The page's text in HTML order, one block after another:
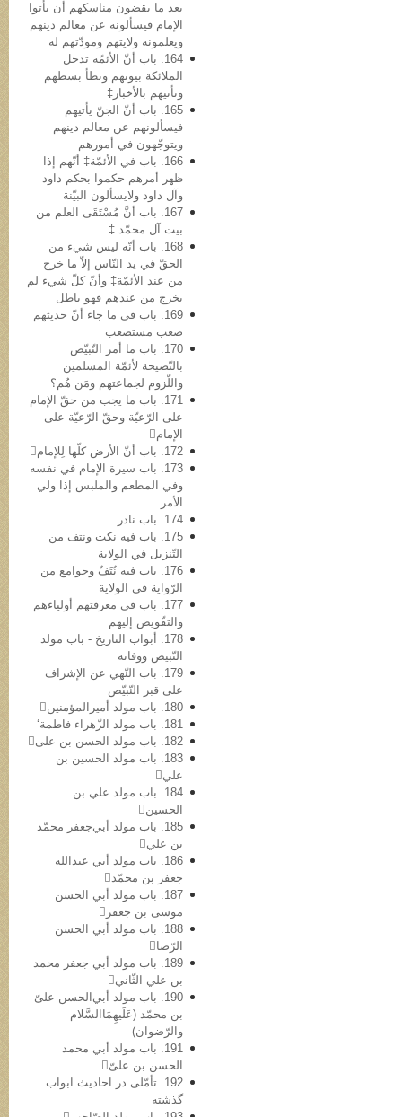
بعد ما یقضون مناسکهم أن یأتوا
الإمام فیسألونه عن معالم دینهم
ویعلمونه ولایتهم ومودّتهم له
164. باب أنّ الأئمّة تدخل
الملائکة بیوتهم وتطأ بسطهم
وتأتیهم بالأخبار‡
165. باب أنّ الجنّ یأتیهم
فیسألونهم عن معالم دینهم
ویتوجّهون في أمورهم
166. باب في الأئمّة‡ أنّهم إذا
ظهر أمرهم حکموا بحکم داود
وآل داود ولایسألون البیّنة
167. باب أنَّ مُسْتَقَی العلم من
بیت آل محمّد ‡
168. باب أنّه لیس شيء من
الحقّ في ید النّاس إلاّ ما خرج
من عند الأئمّة‡ وأنّ کلّ شيء لم
یخرج من عندهم فهو باطل
169. باب في ما جاء أنّ حدیثهم
صعب مستصعب
170. باب ما أمر النّبيّص
بالنّصیحة لأئمّة المسلمین
واللّزوم لجماعتهم ومَن هُم؟
171. باب ما یجب من حقّ الإمام
علی الرّعیّة وحقّ الرّعیّة علی
الإمام
172. باب أنّ الأرض کلّها لِلإمام
173. باب سیرة الإمام في نفسه
وفي المطعم والملبس إذا ولي
الأمر
174. باب نادر
175. باب فیه نکت ونتف من
التّنزیل في الولایة
176. باب فیه نُتَفٌ وجوامع من
الرّوایة في الولایة
177. باب فی معرفتهم أولیاءهم
والتفّویض إلیهم
178. أبواب التاریخ - باب مولد
النّبيص ووفاته
179. باب النّهي عن الإشراف
علی قبر النّبيّص
180. باب مولد أمیرالمؤمنین
181. باب مولد الزّهراء فاطمة‘
182. باب مولد الحسن بن علی
183. باب مولد الحسین بن
علي
184. باب مولد علي بن
الحسین
185. باب مولد أبي‌جعفر محمّد
بن علي
186. باب مولد أبي عبدالله
جعفر بن محمّد
187. باب مولد أبي الحسن
موسی بن جعفر
188. باب مولد أبي الحسن
الرّضا
189. باب مولد أبي جعفر محمد
بن علي الثّاني
190. باب مولد أبي‌الحسن علیّ
بن محمّد (عَلَیهِمَاالسَّلام
والرّضوان)
191. باب مولد أبي محمد
الحسن بن علیّ
192. تأمّلی در احادیث ابواب
گذشته